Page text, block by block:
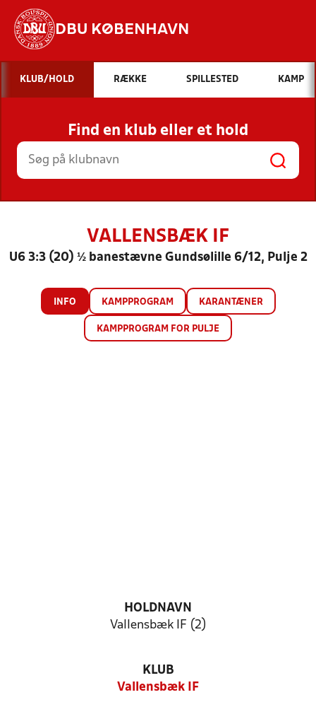
DBU KØBENHAVN
Hvad vil du søge efter?
INDHOLD OG NYHEDER
STILLINGER, RESULTATER, KLUBBER OG
HOLD
KLUB/HOLD RÆKKE SPILLESTED KAMP
Find en klub eller et hold
VALLENSBÆK IF
U6 3:3 (20) ½ banestævne Gundsølille 6/12, Pulje 2
INFO KAMPPROGRAM KARANTÆNER
KAMPPROGRAM FOR PULJE
HOLDNAVN
Vallensbæk IF (2)
KLUB
Vallensbæk IF